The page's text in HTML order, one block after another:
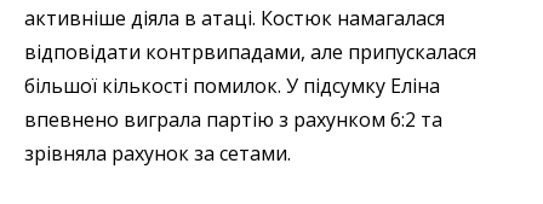
активніше діяла в атаці. Костюк намагалася
відповідати контрвипадами, але припускалася
більшої кількості помилок. У підсумку Еліна
впевнено виграла партію з рахунком 6:2 та
зрівняла рахунок за сетами.